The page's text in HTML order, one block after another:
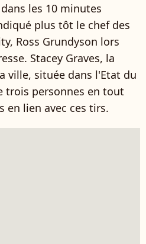
les 10 minutes
plus tôt le chef des
Ross Grundyson lors
Stacey Graves, la
ville, située dans l'Etat du
trois personnes en tout
en lien avec ces tirs.